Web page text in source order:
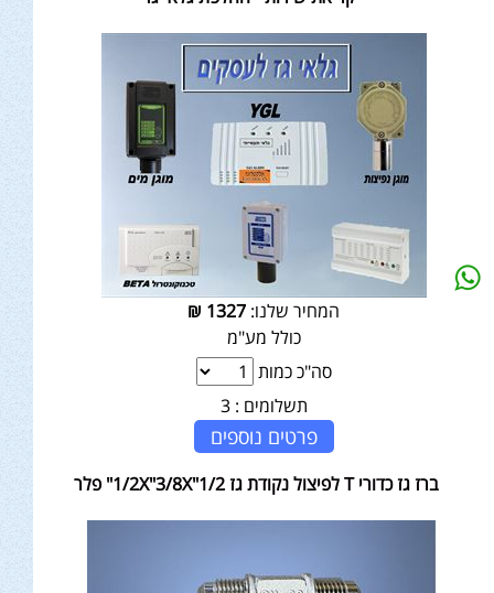
המחיר שלנו: 1327
₪
כולל מע"מ
סה"כ כמות
תשלומים : 3
פרטים נוספים
ברז גז כדורי T לפיצול נקודת גז 1/2X"3/8X"1/2" פלר